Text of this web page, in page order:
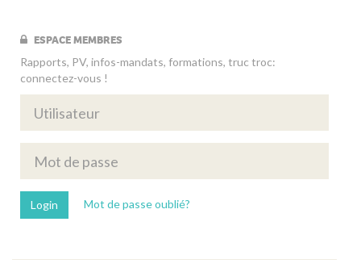
ESPACE MEMBRES
Rapports, PV, infos-mandats, formations, truc troc:
connectez-vous !
Mot de passe oublié?